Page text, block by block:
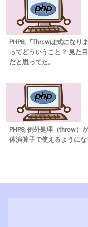
PHP8,『Throwは式になりま
ってどういうこと？ 見た
だと思ってた。
PHP8, 例外処理（throw）
体演算子で使えるようにな